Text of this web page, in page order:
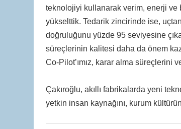
teknolojiyi kullanarak verim, enerji ve
yükselttik. Tedarik zincirinde ise,
doğruluğunu yüzde 95 seviyesine
süreçlerinin kalitesi daha da önem
Co-Pilot’ımız, karar alma süreçlerini
Çakıroğlu, akıllı fabrikalarda yeni
yetkin insan kaynağını, kurum